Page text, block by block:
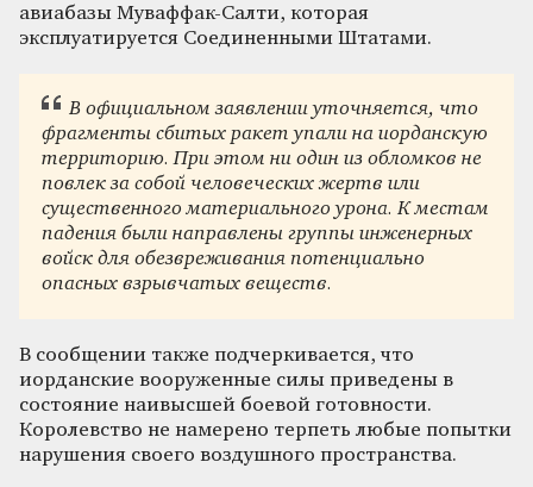
авиабазы Муваффак-Салти, которая
эксплуатируется Соединенными Штатами.
В официальном заявлении уточняется, что
фрагменты сбитых ракет упали на иорданскую
территорию. При этом ни один из обломков не
повлек за собой человеческих жертв или
существенного материального урона. К местам
падения были направлены группы инженерных
войск для обезвреживания потенциально
опасных взрывчатых веществ.
В сообщении также подчеркивается, что
иорданские вооруженные силы приведены в
состояние наивысшей боевой готовности.
Королевство не намерено терпеть любые попытки
нарушения своего воздушного пространства.